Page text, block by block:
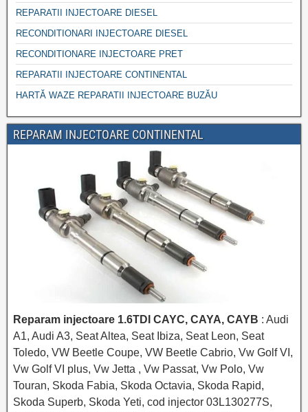
REPARATII INJECTOARE DIESEL
RECONDITIONARI INJECTOARE DIESEL
RECONDITIONARE INJECTOARE PRET
REPARATII INJECTOARE CONTINENTAL
HARTĂ WAZE REPARATII INJECTOARE BUZĂU
REPARAM INJECTOARE CONTINENTAL
Reparam injectoare 1.6TDI CAYC, CAYA, CAYB : Audi
A1, Audi A3, Seat Altea, Seat Ibiza, Seat Leon, Seat
Toledo, VW Beetle Coupe, VW Beetle Cabrio, Vw Golf VI,
Vw Golf VI plus, Vw Jetta , Vw Passat, Vw Polo, Vw
Touran, Skoda Fabia, Skoda Octavia, Skoda Rapid,
Skoda Superb, Skoda Yeti, cod injector 03L130277S,